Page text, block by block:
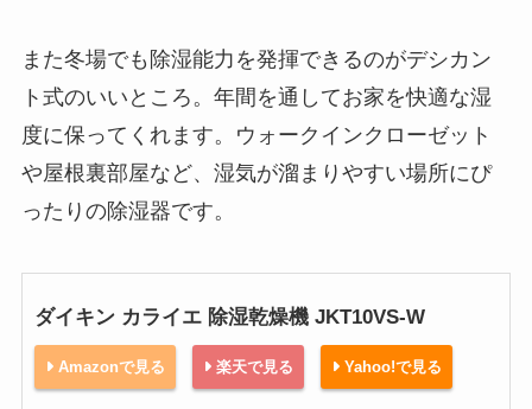
また冬場でも除湿能力を発揮できるのがデシカン
ト式のいいところ。年間を通してお家を快適な湿
度に保ってくれます。ウォークインクローゼット
や屋根裏部屋など、湿気が溜まりやすい場所にぴ
ったりの除湿器です。
ダイキン カライエ 除湿乾燥機 JKT10VS-W
Amazonで見る 楽天で見る Yahoo!で見る